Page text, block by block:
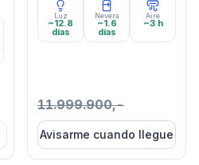
Luz
~12.8
días
Nevera
~1.6
días
Aire
~3 h
11.999.900,-
Avisarme cuando llegue